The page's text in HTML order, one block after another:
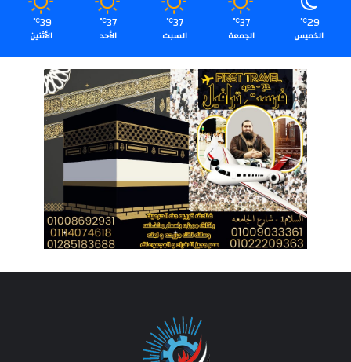
29
℃
الخميس
37
℃
الجمعة
37
℃
السبت
37
℃
الأحد
39
℃
الأثنين